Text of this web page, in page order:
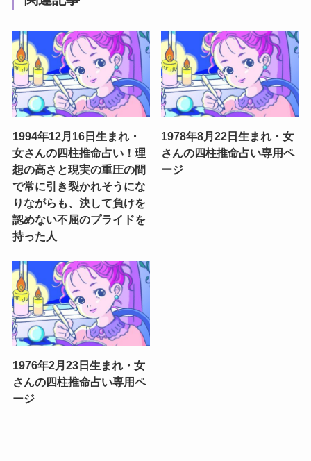
1994年12月16日生まれ・
女さんの四柱推命占い！理
想の高さと現実の重圧の間
で常に引き裂かれそうにな
りながらも、決して負けを
認めない不屈のプライドを
持った人
1978年8月22日生まれ・女
さんの四柱推命占い専用ペ
ージ
1976年2月23日生まれ・女
さんの四柱推命占い専用ペ
ージ